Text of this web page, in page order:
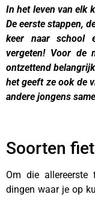
In het leven van elk
De eerste stappen,
keer naar school
vergeten! Voor de
ontzettend
het geeft ze ook de
andere jongens
Soorten
Om die
dingen waar je op